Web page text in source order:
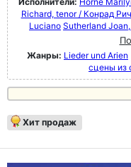
Richard, tenor / Конрад
Luciano Sutherland
Жанры: Lieder und Arien
сцены из
Хит продаж